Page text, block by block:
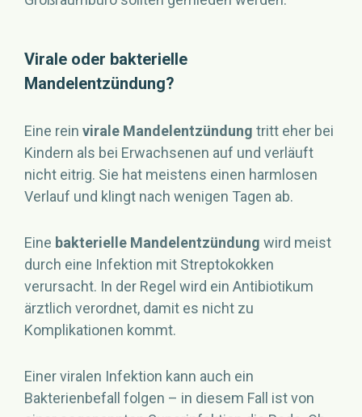
Virale oder bakterielle
Mandelentzündung?
Eine rein virale Mandelentzündung tritt eher bei
Kindern als bei Erwachsenen auf und verläuft
nicht eitrig. Sie hat meistens einen harmlosen
Verlauf und klingt nach wenigen Tagen ab.
Eine bakterielle Mandelentzündung wird meist
durch eine Infektion mit Streptokokken
verursacht. In der Regel wird ein Antibiotikum
ärztlich verordnet, damit es nicht zu
Komplikationen kommt.
Einer viralen Infektion kann auch ein
Bakterienbefall folgen – in diesem Fall ist von